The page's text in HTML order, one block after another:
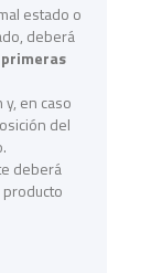
estado o
deberá
y, en caso
del
deberá